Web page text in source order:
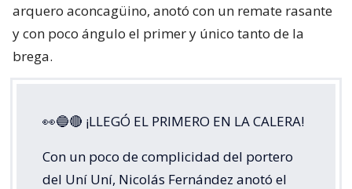
arquero aconcagüino, anotó con un remate rasante
y con poco ángulo el primer y único tanto de la
brega.
👀🔵🔴 ¡LLEGÓ EL PRIMERO EN LA CALERA!
Con un poco de complicidad del portero
del Uní Uní, Nicolás Fernández anotó el